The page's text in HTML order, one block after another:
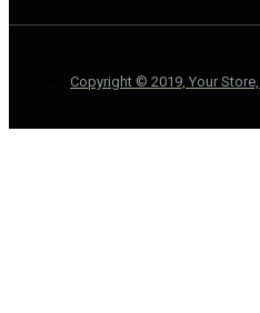
Copyright © 2019, Your